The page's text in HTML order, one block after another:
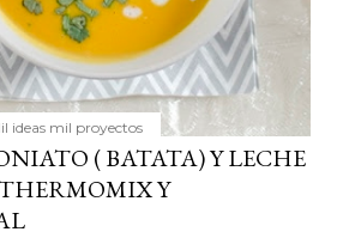
ideas mil proyectos
( BATATA) Y LECHE
Y